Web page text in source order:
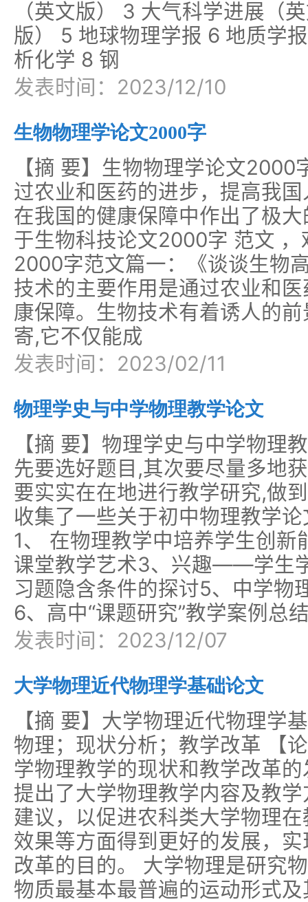
（英文版） 3 大气科学进展（
版） 5 地球物理学报 6 地质学
析化学 8 钢
发表时间：2023/12/10
生物物理学论文2000字
【摘 要】生物物理学论文
过农业和医药的进步，提高我
在我国的健康保障中作出了极
于生物科技论文2000字 范文
2000字范文篇一：《谈谈生物
技术的主要作用是通过农业和
康保障。生物技术有着诱人的
寄,它不仅能成
发表时间：2023/02/11
物理学史与中学物理教学论文
【摘 要】物理学史与中学物理
先要选好题目,其次要尽量多地
要实实在在地进行教学研究,做
收集了一些关于初中物理教学
1、 在物理教学中培养学生创
课堂教学艺术3、兴趣——学生
习题隐含条件的探讨5、中学物
6、高中“课题研究”教学案例总
发表时间：2023/12/07
大学物理近代物理学基础论文
【摘 要】大学物理近代物理学
物理；现状分析；教学改革 【
学物理教学的现状和教学改革
提出了大学物理教学内容及教
建议，以促进农科类大学物理
效果等方面得到更好的发展，
改革的目的。 大学物理是研究
物质最基本最普遍的运动形式